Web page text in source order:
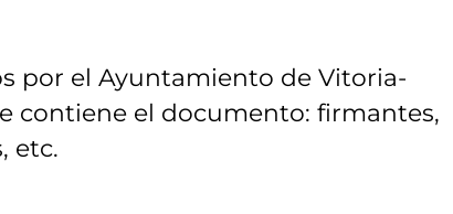
por el Ayuntamiento de Vitoria-
contiene el documento: firmantes,
etc.